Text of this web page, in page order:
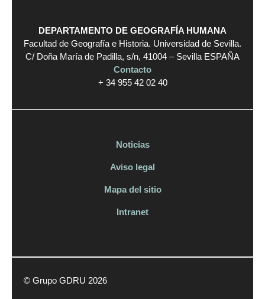
DEPARTAMENTO DE GEOGRAFÍA HUMANA
Facultad de Geografía e Historia. Universidad de Sevilla.
C/ Doña María de Padilla, s/n, 41004 – Sevilla ESPAÑA
Contacto
+ 34 955 42 02 40
Noticias
Aviso legal
Mapa del sitio
Intranet
© Grupo GDRU 2026